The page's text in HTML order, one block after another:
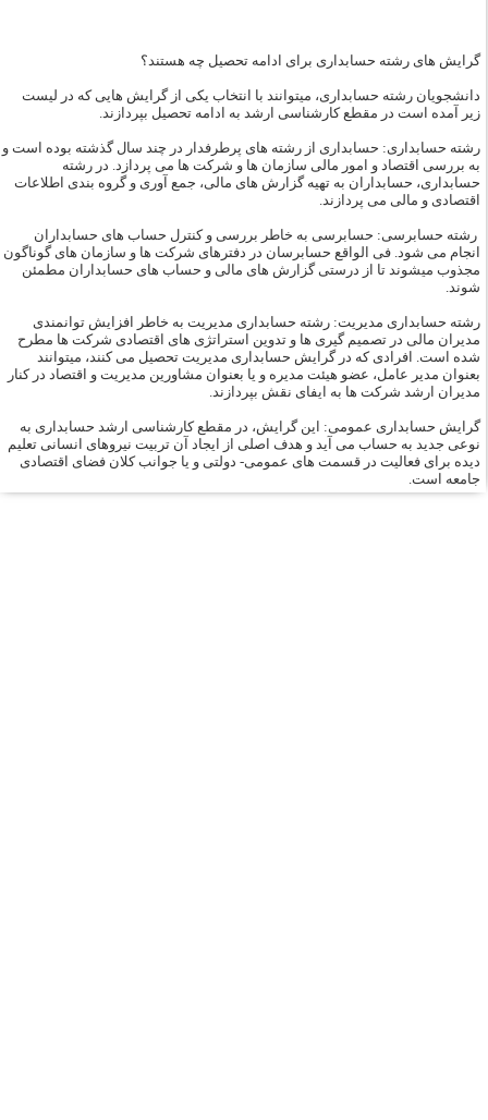
گرایش های رشته حسابداری برای ادامه تحصیل چه هستند؟
دانشجویان رشته حسابداری، میتوانند با انتخاب یکی از گرایش هایی که در لیست
زیر آمده است در مقطع کارشناسی ارشد به ادامه تحصیل بپردازند.
رشته حسابداری: حسابداری از رشته های پرطرفدار در چند سال گذشته بوده است و
به بررسی اقتصاد و امور مالی سازمان ها و شرکت ها می پردازد. در رشته
حسابداری، حسابداران به تهیه گزارش های مالی، جمع آوری و گروه بندی اطلاعات
اقتصادی و مالی می پردازند.
رشته حسابرسی: حسابرسی به خاطر بررسی و کنترل حساب های حسابداران
انجام می شود. فی الواقع حسابرسان در دفترهای شرکت ها و سازمان های گوناگون
مجذوب میشوند تا از درستی گزارش های مالی و حساب های حسابداران مطمئن
شوند.
رشته حسابداری مدیریت: رشته حسابداری مدیریت به خاطر افزایش توانمندی
مدیران مالی در تصمیم گیری ها و تدوین استراتژی های اقتصادی شرکت ها مطرح
شده است. افرادی که در گرایش حسابداری مدیریت تحصیل می کنند، میتوانند
بعنوان مدیر عامل، عضو هیئت مدیره و یا بعنوان مشاورین مدیریت و اقتصاد در کنار
مدیران ارشد شرکت ها به ایفای نقش بپردازند.
گرایش حسابداری عمومی: این گرایش، در مقطع کارشناسی ارشد حسابداری به
نوعی جدید به حساب می آید و هدف اصلی از ایجاد آن تربیت نیروهای انسانی تعلیم
دیده برای فعالیت در قسمت های عمومی- دولتی و یا جوانب کلان فضای اقتصادی
جامعه است.